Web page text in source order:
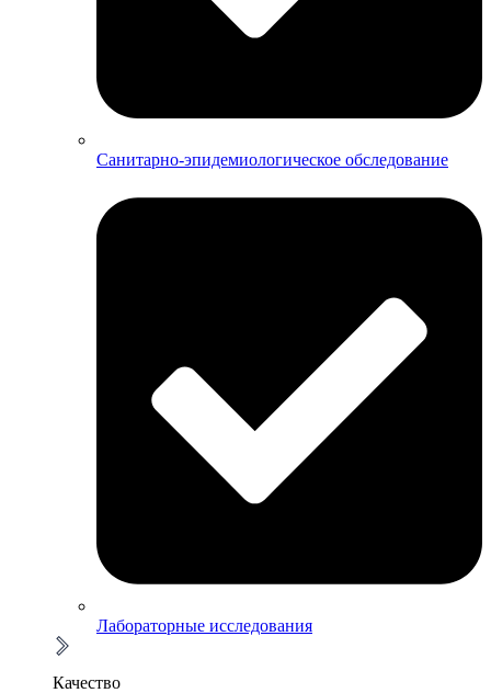
Санитарно-эпидемиологическое обследование
Лабораторные исследования
Качество